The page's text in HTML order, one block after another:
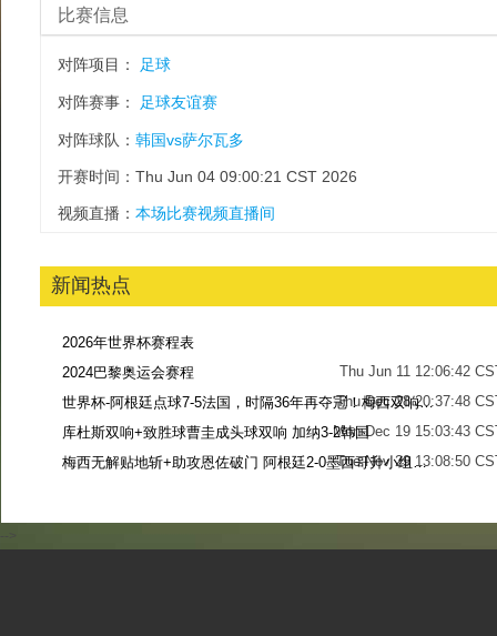
比赛信息
对阵项目： 足球
对阵赛事： 足球友谊赛
对阵球队： 韩国vs萨尔瓦多
开赛时间：Thu Jun 04 09:00:21 CST 2026
视频直播： 本场比赛视频直播间
新闻热点
2026年世界杯赛程表
Thu Jun 11 12:06:42
2024巴黎奥运会赛程
Thu Dec 28 20:37:48
世界杯-阿根廷点球7-5法国，时隔36年再夺冠！梅西双响姆巴佩戴帽
Mon Dec 19 15:03:43
库杜斯双响+致胜球曹圭成头球双响 加纳3-2韩国
Tue Nov 29 13:08:50
梅西无解贴地斩+助攻恩佐破门 阿根廷2-0墨西哥升小组第二